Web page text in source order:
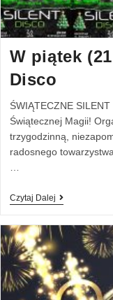
W piątek
Disco
ŚWIĄTECZNE
Świątecznej Magii!
trzygodzinną,
radosnego
Czytaj Dalej